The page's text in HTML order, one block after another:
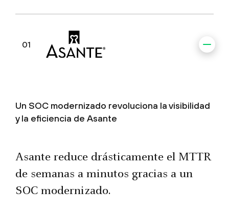
01
Un SOC modernizado revoluciona la visibilidad
y la eficiencia de Asante
Asante reduce drásticamente el MTTR
de semanas a minutos gracias a un
SOC modernizado.